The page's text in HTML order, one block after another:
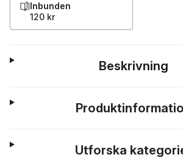
Inbunden
120 kr
Beskrivning
Utforska